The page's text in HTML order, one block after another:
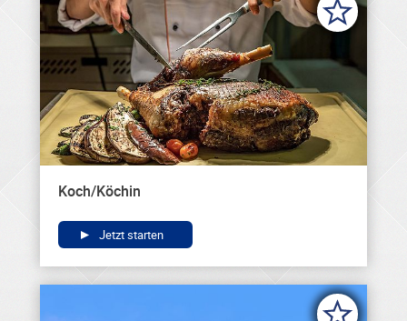
Koch/Köchin
Jetzt starten